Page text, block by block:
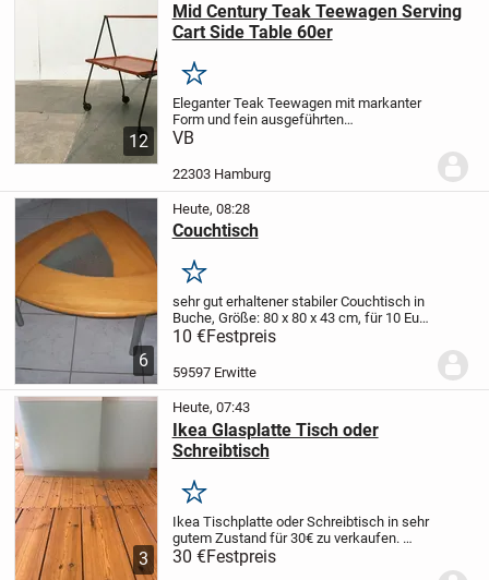
12
Mid Century Teak Teewagen Serving
Cart Side Table 60er
Merken
Eleganter Teak Teewagen mit markanter
Form und fein ausgeführten
Details.
komplett in schwarz gehalten ist. Einen
wunderbaren Kontrast...
VB
22303 Hamburg
6
Heute, 08:28
Couchtisch
Merken
sehr gut erhaltener stabiler Couchtisch in
Buche, Größe: 80 x 80 x 43 cm, für 10 Euro
ab Erwitte abzugeben.
Phono-/Fernsehtisch gleicher Optik ist
auch noch vorhanden.
10 €Festpreis
59597 Erwitte
3
Heute, 07:43
Ikea Glasplatte Tisch oder
Schreibtisch
Merken
Ikea Tischplatte oder Schreibtisch in sehr
gutem Zustand für 30€ zu verkaufen.
Transport und Abholung muss
eigenständig organisiert werden.
30 €Festpreis